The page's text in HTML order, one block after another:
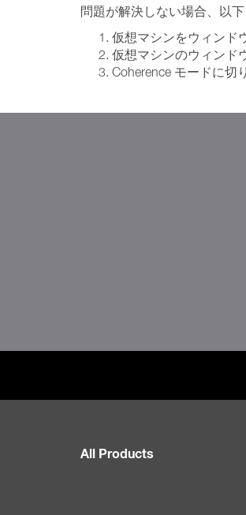
問題が解決しない場合、以下
仮想マシンをウィンド
仮想マシンのウィンド
Coherence モードに切
All Products